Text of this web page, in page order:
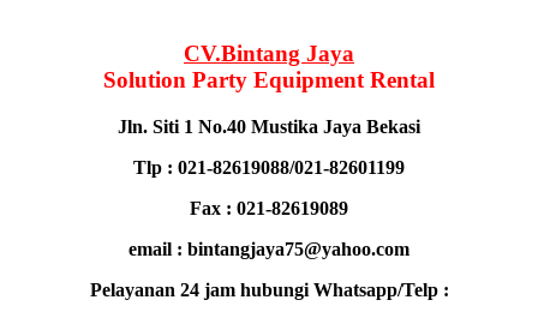
CV.Bintang Jaya
Solution Party Equipment Rental
Jln. Siti 1 No.40 Mustika Jaya Bekasi
Tlp : 021-82619088/021-82601199
Fax : 021-82619089
email : bintangjaya75@yahoo.com
Pelayanan 24 jam hubungi Whatsapp/Telp :